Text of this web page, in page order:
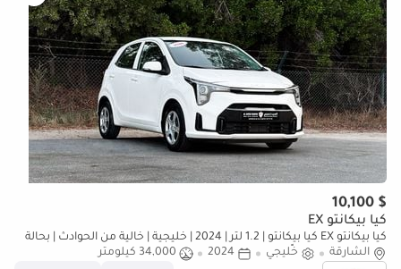
$ 10,100
كيا بيكانتو EX
كيا بيكانتو EX كيا بيكانتو | 1.2 لتر | 2024 | خليجية | خالية من الحوادث | بحالة
ممتازة | 622 شهرياً
الشارقة خليجي 2024
34,000 كيلومتر